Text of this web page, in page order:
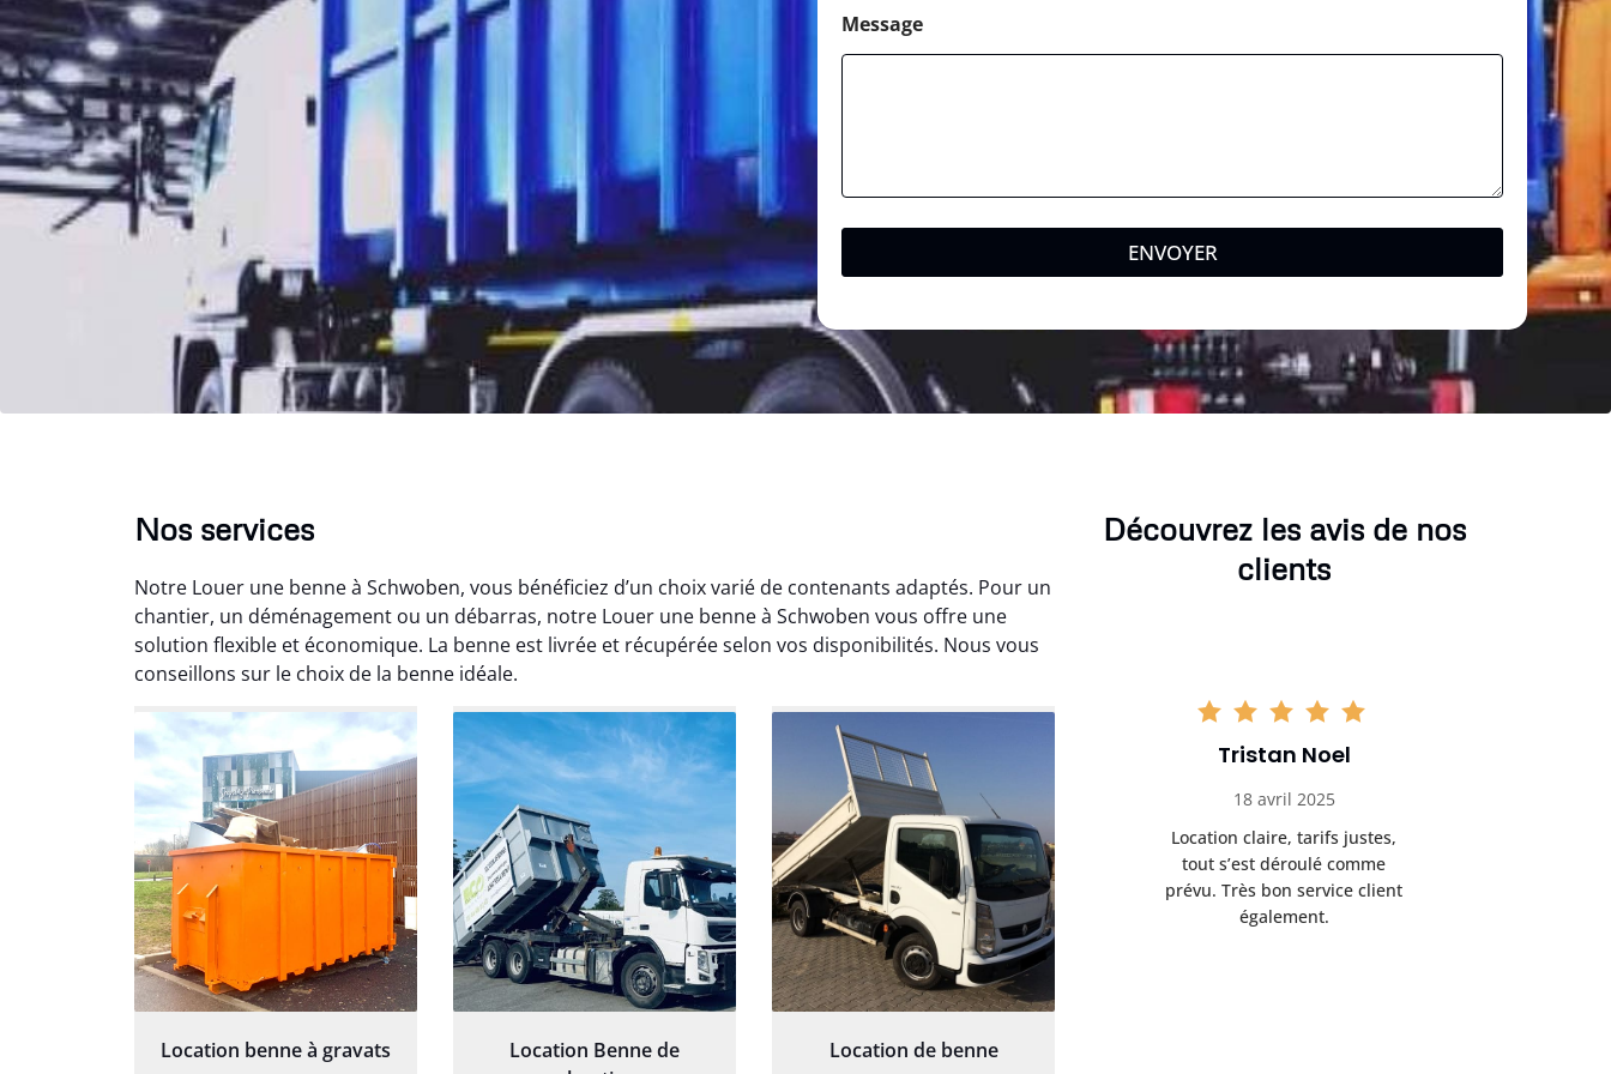
Message
ENVOYER
Nos services
Notre Louer une benne à Schwoben, vous bénéficiez d’un choix varié de contenants adaptés. Pour un
chantier, un déménagement ou un débarras, notre Louer une benne à Schwoben vous offre une
solution flexible et économique. La benne est livrée et récupérée selon vos disponibilités. Nous vous
conseillons sur le choix de la benne idéale.
Location benne à gravats
Location Benne de
Location de benne
Découvrez les avis de nos
clients
Aurélie Bonnet
21 juin 2024
Le service de terrassement
jardin à Var était
exceptionnel. L'équipe a
travaillé de manière efficace
et professionnelle, laissant
notre jardin impeccable et
prêt pour notre nouveau
paysager.
Elisa Barreau
6 avril 2025
Parfait pour évacuer les
gravats de mon chantier.
Service rapide et efficace. Je
recommande sans
hésitation.
Tristan Noel
18 avril 2025
Location claire, tarifs justes,
tout s’est déroulé comme
prévu. Très bon service client
également.